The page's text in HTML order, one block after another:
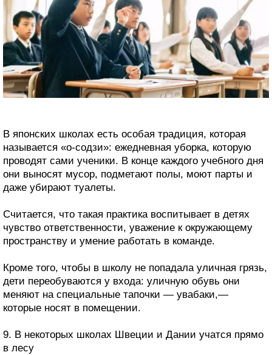
В японских школах есть особая традиция, которая
называется «о-содзи»: ежедневная уборка, которую
проводят сами ученики. В конце каждого учебного дня
они выносят мусор, подметают полы, моют парты и
даже убирают туалеты.
Считается, что такая практика воспитывает в детях
чувство ответственности, уважение к окружающему
пространству и умение работать в команде.
Кроме того, чтобы в школу не попадала уличная грязь,
дети переобуваются у входа: уличную обувь они
меняют на специальные тапочки — увабаки,—
которые носят в помещении.
9. В некоторых школах Швеции и Дании учатся прямо
в лесу